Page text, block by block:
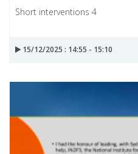
Short interventions 4
15/12/2025 : 14:55 - 15:10